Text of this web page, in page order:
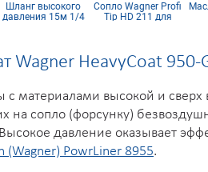
Шланг высокого
давления 15м 1/4
Сопло Wagner Profi
Tip HD 211 для
Wagner HeavyCoat 950-
материалами высокой и
сопло (форсунку)
давление оказывает
(Wagner) PowrLiner 8955.